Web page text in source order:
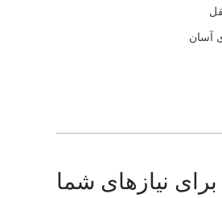
برای نیازهای شما